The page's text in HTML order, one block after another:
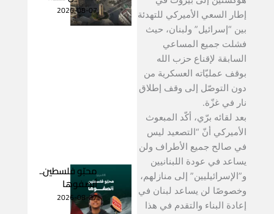
إطار السعي الأميركي للتهدئة
بين “إسرائيل” ولبنان، حيث
فشلت جميع المساعي
السابقة لإقناع حزب الله
بوقف عمليّاته العسكرية من
دون التوصّل إلى وقف إطلاق
نار في غزّة.
بعد لقائه برّي، أكّد المبعوث
الأميركي أنّ “التصعيد ليس
في صالح جميع الأطراف ولن
يساعد في عودة اللبنانيين
و”الإسرائيليين” إلى منازلهم،
وخصوصًا لن يساعد لبنان في
إعادة البناء والتقدم في هذا
2026-08-07
محبّو فلسطين..
أنصفوها
2026-08-07